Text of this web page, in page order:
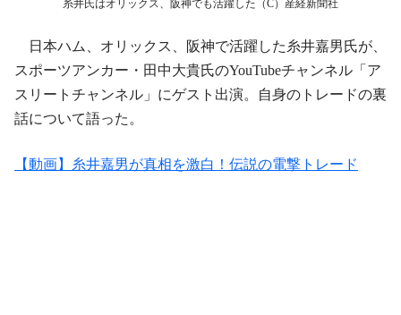
糸井氏はオリックス、阪神でも活躍した（C）産経新聞社
日本ハム、オリックス、阪神で活躍した糸井嘉男氏が、
スポーツアンカー・田中大貴氏のYouTubeチャンネル「ア
スリートチャンネル」にゲスト出演。自身のトレードの裏
話について語った。
【動画】糸井嘉男が真相を激白！伝説の電撃トレード